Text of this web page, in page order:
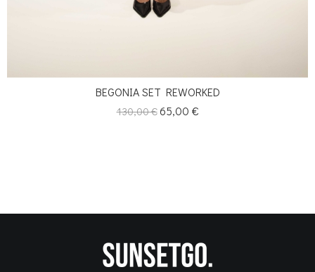
BEGONIA SET REWORKED
Κανονική
130,00 € Τιμή
65,00 €